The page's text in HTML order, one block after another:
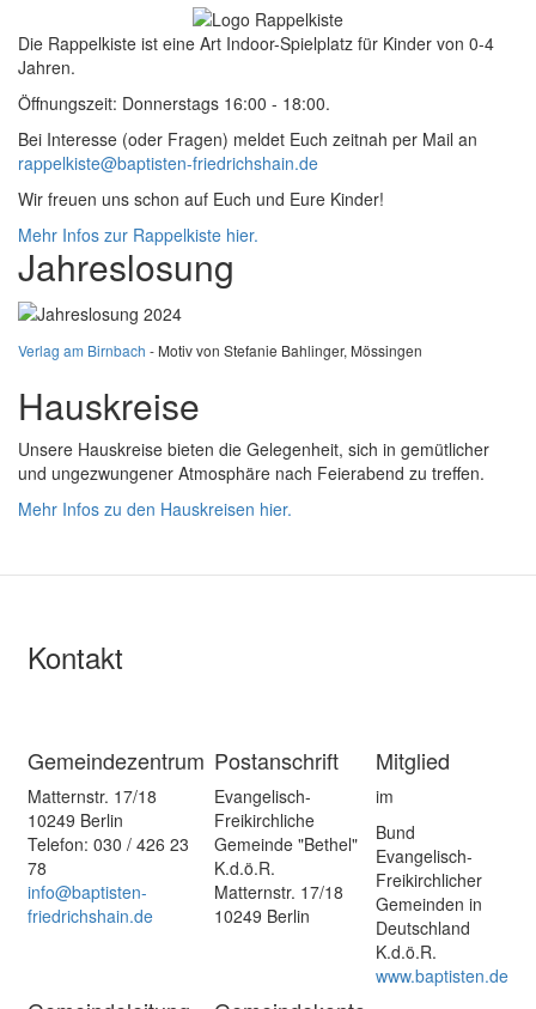
Die Rappelkiste ist eine Art Indoor-Spielplatz für Kinder von 0-4
Jahren.
Öffnungszeit: Donnerstags 16:00 - 18:00.
Bei Interesse (oder Fragen) meldet Euch zeitnah per Mail an
rappelkiste@baptisten-friedrichshain.de
Wir freuen uns schon auf Euch und Eure Kinder!
Mehr Infos zur Rappelkiste hier.
Jahreslosung
Verlag am Birnbach - Motiv von Stefanie Bahlinger, Mössingen
Hauskreise
Unsere Hauskreise bieten die Gelegenheit, sich in gemütlicher
und ungezwungener Atmosphäre nach Feierabend zu treffen.
Mehr Infos zu den Hauskreisen hier.
Kontakt
Gemeindezentrum
Matternstr. 17/18
10249 Berlin
Telefon: 030 / 426 23
78
info@baptisten-
friedrichshain.de
Postanschrift
Evangelisch-
Freikirchliche
Gemeinde "Bethel"
K.d.ö.R.
Matternstr. 17/18
10249 Berlin
Mitglied
im
Bund
Evangelisch-
Freikirchlicher
Gemeinden in
Deutschland
K.d.ö.R.
www.baptisten.de